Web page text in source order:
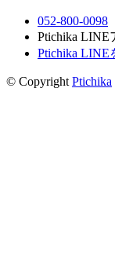
052-800-0098
Ptichika LINE
Ptichika LINE
© Copyright Ptichika